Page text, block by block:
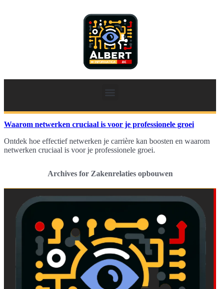
Waarom netwerken cruciaal is voor je professionele groei
Ontdek hoe effectief netwerken je carrière kan boosten en waarom
netwerken cruciaal is voor je professionele groei.
Archives for Zakenrelaties opbouwen